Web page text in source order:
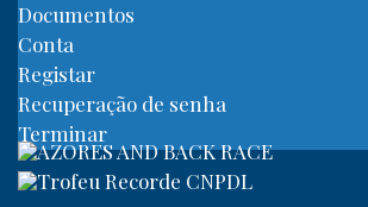
Documentos
Conta
Registar
Recuperação de senha
Terminar